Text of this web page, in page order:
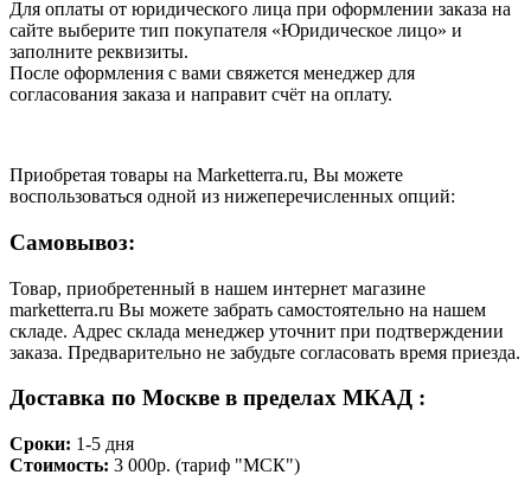
Для оплаты от юридического лица при оформлении заказа на
сайте выберите тип покупателя «Юридическое лицо» и
заполните реквизиты.
После оформления с вами свяжется менеджер для
согласования заказа и направит счёт на оплату.
Приобретая товары на Marketterra.ru, Вы можете
воспользоваться одной из нижеперечисленных опций:
Самовывоз:
Товар, приобретенный в нашем интернет магазине
marketterra.ru Вы можете забрать самостоятельно на нашем
складе. Адрес склада менеджер уточнит при подтверждении
заказа. Предварительно не забудьте согласовать время приезда.
Доставка по Москве в пределах МКАД :
Сроки: 1-5 дня
Стоимость: 3 000р. (тариф "МСК")